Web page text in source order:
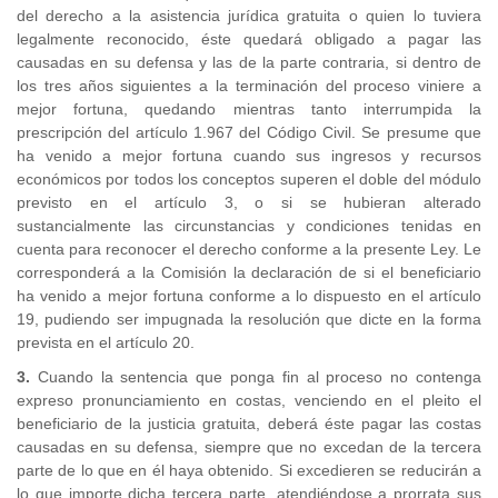
del derecho a la asistencia jurídica gratuita o quien lo tuviera
legalmente reconocido, éste quedará obligado a pagar las
causadas en su defensa y las de la parte contraria, si dentro de
los tres años siguientes a la terminación del proceso viniere a
mejor fortuna, quedando mientras tanto interrumpida la
prescripción del artículo 1.967 del Código Civil. Se presume que
ha venido a mejor fortuna cuando sus ingresos y recursos
económicos por todos los conceptos superen el doble del módulo
previsto en el artículo 3, o si se hubieran alterado
sustancialmente las circunstancias y condiciones tenidas en
cuenta para reconocer el derecho conforme a la presente Ley. Le
corresponderá a la Comisión la declaración de si el beneficiario
ha venido a mejor fortuna conforme a lo dispuesto en el artículo
19, pudiendo ser impugnada la resolución que dicte en la forma
prevista en el artículo 20.
3. Cuando la sentencia que ponga fin al proceso no contenga
expreso pronunciamiento en costas, venciendo en el pleito el
beneficiario de la justicia gratuita, deberá éste pagar las costas
causadas en su defensa, siempre que no excedan de la tercera
parte de lo que en él haya obtenido. Si excedieren se reducirán a
lo que importe dicha tercera parte, atendiéndose a prorrata sus